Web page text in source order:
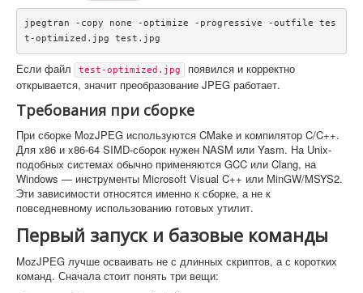
jpegtran -copy none -optimize -progressive -outfile tes
t-optimized.jpg test.jpg
Если файл test-optimized.jpg
появился и корректно
открывается, значит преобразование JPEG работает.
Требования при сборке
При сборке MozJPEG используются CMake и компилятор C/C++.
Для x86 и x86-64 SIMD-сборок нужен NASM или Yasm. На Unix-
подобных системах обычно применяются GCC или Clang, на
Windows — инструменты Microsoft Visual C++ или MinGW/MSYS2.
Эти зависимости относятся именно к сборке, а не к
повседневному использованию готовых утилит.
Первый запуск и базовые команды
MozJPEG лучше осваивать не с длинных скриптов, а с коротких
команд. Сначала стоит понять три вещи: